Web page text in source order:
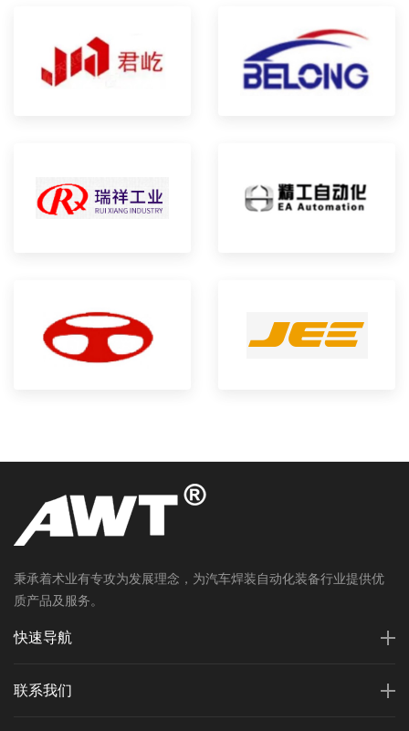
秉承着术业有专攻为发展理念，为汽车焊装自动化装备行业提供优
质产品及服务。
快速导航
联系我们